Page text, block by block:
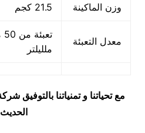
وزن الماكينة 21.5 كجم
معدل التعبئة
ملليلتر
مع تحياتنا و تمنياتنا بالتوفيق
الحديث